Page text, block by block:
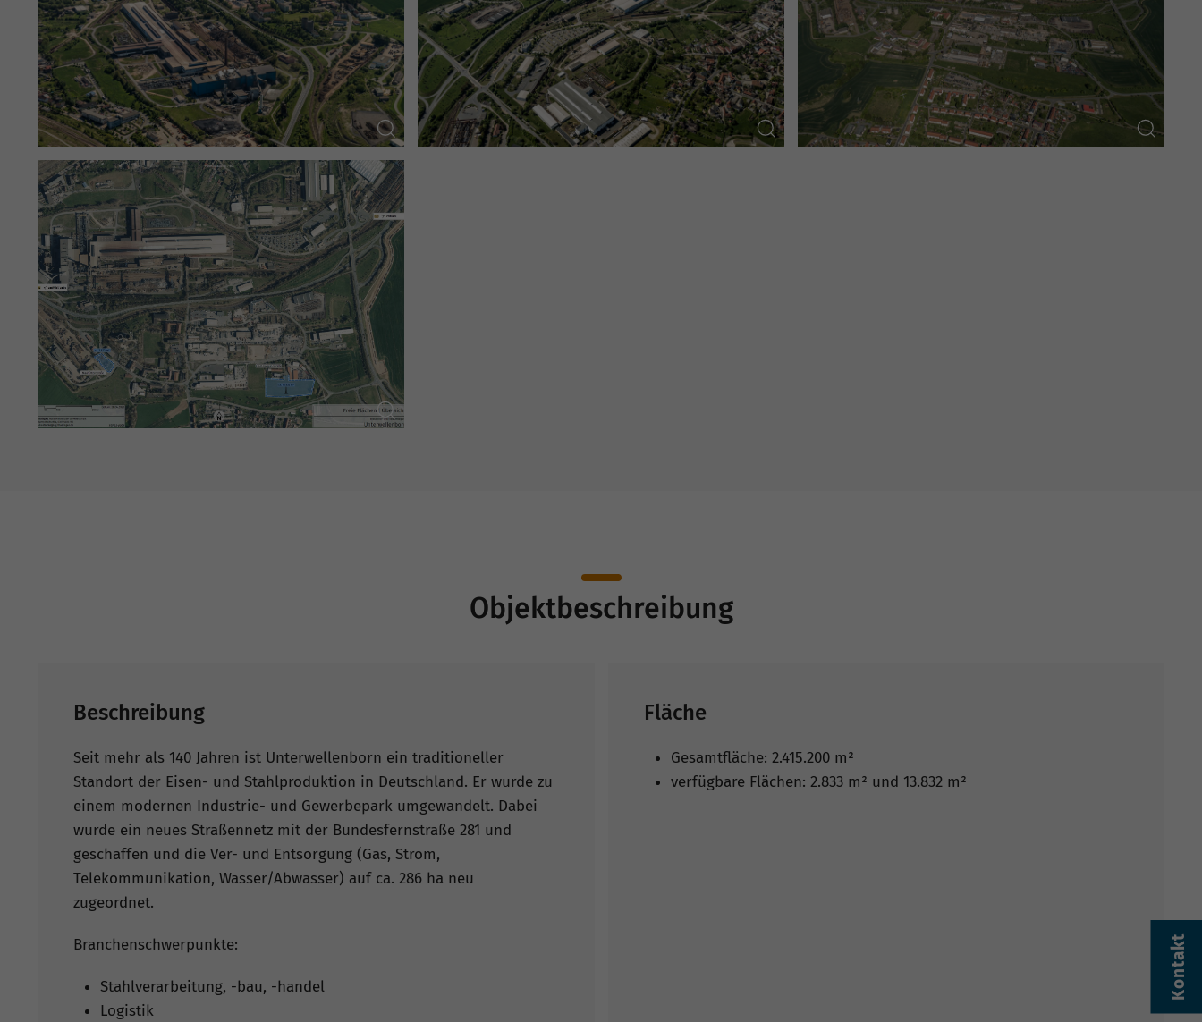
Kontakt
Objektbeschreibung
Beschreibung
Seit mehr als 140 Jahren ist Unterwellenborn ein traditioneller
Standort der Eisen- und Stahlproduktion in Deutschland. Er wurde zu
einem modernen Industrie- und Gewerbepark umgewandelt. Dabei
wurde ein neues Straßennetz mit der Bundesfernstraße 281 und
geschaffen und die Ver- und Entsorgung (Gas, Strom,
Telekommunikation, Wasser/Abwasser) auf ca. 286 ha neu
zugeordnet.
Branchenschwerpunkte:
Stahlverarbeitung, -bau, -handel
Logistik
Fläche
Gesamtfläche: 2.415.200 m²
verfügbare Flächen: 2.833 m² und 13.832 m²